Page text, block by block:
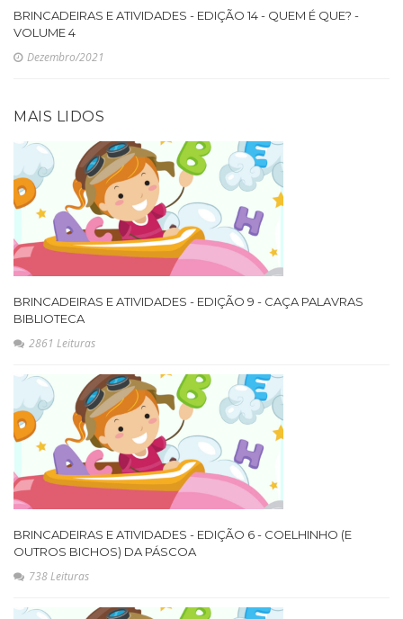
BRINCADEIRAS E ATIVIDADES - EDIÇÃO 14 - QUEM É QUE? -
VOLUME 4
Dezembro/2021
MAIS LIDOS
BRINCADEIRAS E ATIVIDADES - EDIÇÃO 9 - CAÇA PALAVRAS
BIBLIOTECA
2861 Leituras
BRINCADEIRAS E ATIVIDADES - EDIÇÃO 6 - COELHINHO (E
OUTROS BICHOS) DA PÁSCOA
738 Leituras